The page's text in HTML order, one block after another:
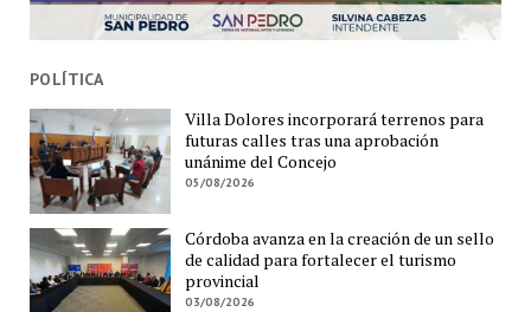
POLÍTICA
Villa Dolores incorporará terrenos para
futuras calles tras una aprobación
unánime del Concejo
05/08/2026
Córdoba avanza en la creación de un sello
de calidad para fortalecer el turismo
provincial
03/08/2026